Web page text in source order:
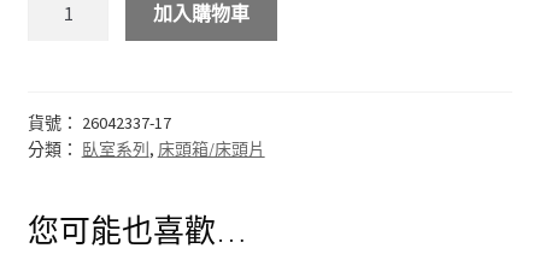
多功能桌(收銀台)
加入購物車
貨號： 26042337-17
分類： 臥室系列, 床頭箱/床頭片
您可能也喜歡…